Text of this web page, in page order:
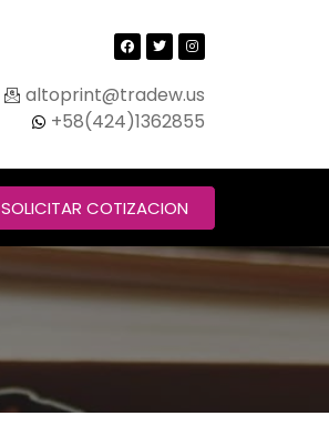
altoprint@tradew.us
+58(424)1362855
SOLICITAR COTIZACION